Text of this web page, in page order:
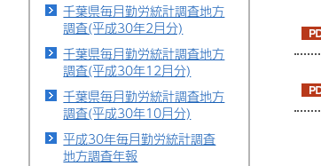
千葉県毎月勤労統計調査地方
調査(平成30年2月分)
千葉県毎月勤労統計調査地方
調査(平成30年12月分)
千葉県毎月勤労統計調査地方
調査(平成30年10月分)
平成30年毎月勤労統計調査
地方調査年報